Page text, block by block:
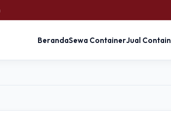
BerandaSewa ContainerJual